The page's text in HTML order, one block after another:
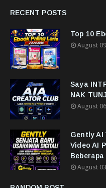
RECENT POSTS
Top 10
August
Saya
NAK
August
Gently AI
Video AI
August